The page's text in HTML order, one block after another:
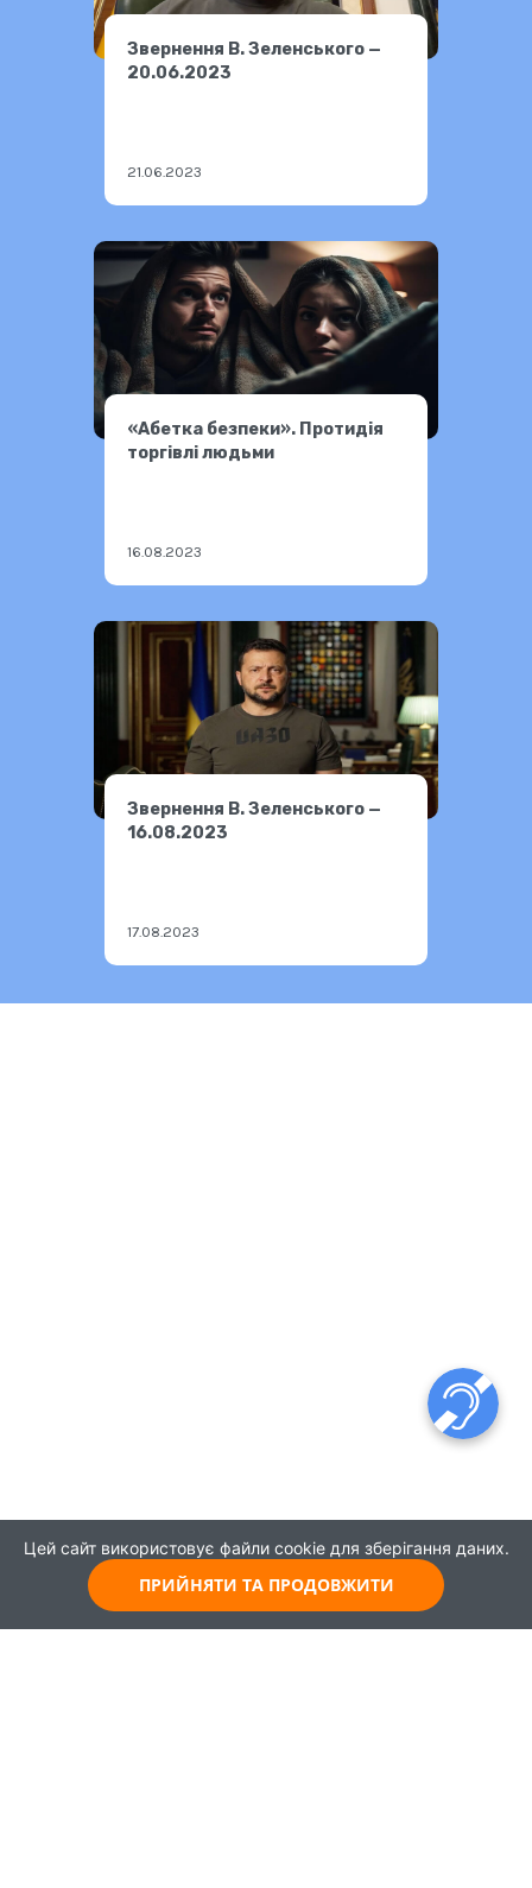
Звернення В. Зеленського —
20.06.2023
21.06.2023
«Абетка безпеки». Протидія
торгівлі людьми
16.08.2023
Звернення В. Зеленського —
16.08.2023
17.08.2023
Цей сайт використовує файли cookie для зберігання даних.
ПРИЙНЯТИ ТА ПРОДОВЖИТИ